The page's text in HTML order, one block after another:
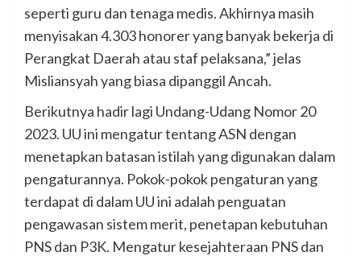
seperti guru dan tenaga medis. Akhirnya masih
menyisakan 4.303 honorer yang banyak bekerja di
Perangkat Daerah atau staf pelaksana,” jelas
Misliansyah yang biasa dipanggil Ancah.
Berikutnya hadir lagi Undang-Udang Nomor 20
2023. UU ini mengatur tentang ASN dengan
menetapkan batasan istilah yang digunakan dalam
pengaturannya. Pokok-pokok pengaturan yang
terdapat di dalam UU ini adalah penguatan
pengawasan sistemmerit, penetapan kebutuhan
PNS dan P3K. Mengatur kesejahteraan PNS dan